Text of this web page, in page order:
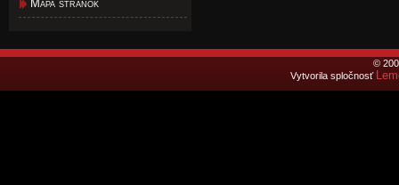
Mapa stránok
©
Vytvorila spločnosť